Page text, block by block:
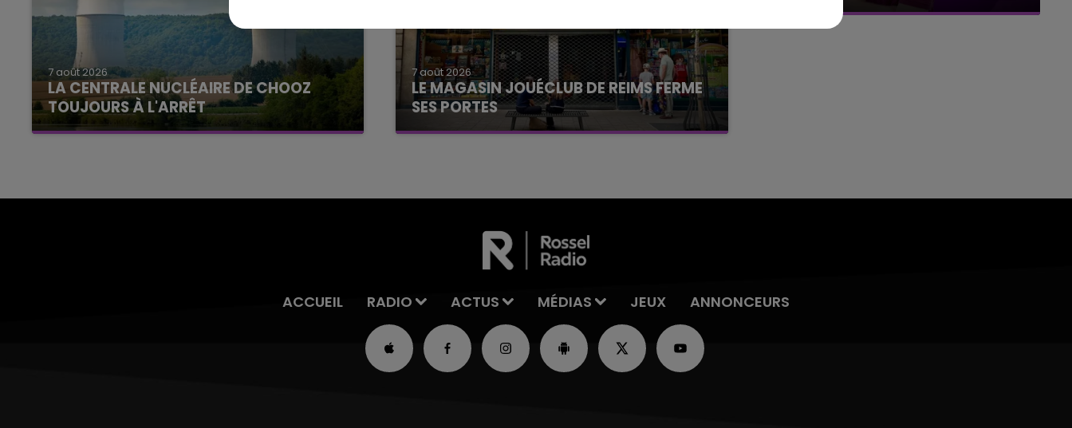
7 août 2026
LA CENTRALE NUCLÉAIRE DE CHOOZ
TOUJOURS À L'ARRÊT
Cela fait déjà une semaine que la centrale
7 août 2026
LE MAGASIN JOUÉCLUB DE REIMS FERME
SES PORTES
C'était l'une des institutions du centre-ville
ACCUEIL RADIO ACTUS MÉDIAS JEUX ANNONCEURS